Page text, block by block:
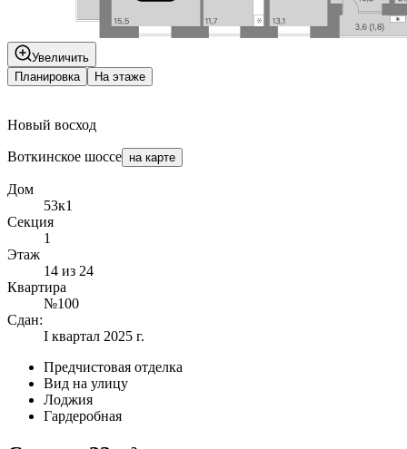
Увеличить
Планировка
На этаже
Новый восход
Воткинское шоссе на карте
Дом
53к1
Секция
1
Этаж
14 из 24
Квартира
№100
Сдан:
I квартал 2025 г.
Предчистовая отделка
Вид на улицу
Лоджия
Гардеробная